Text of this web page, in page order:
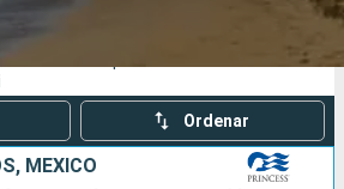
Buscar
Ordenar
MÉXICO